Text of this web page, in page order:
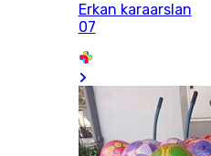
Erkan karaarslan
07